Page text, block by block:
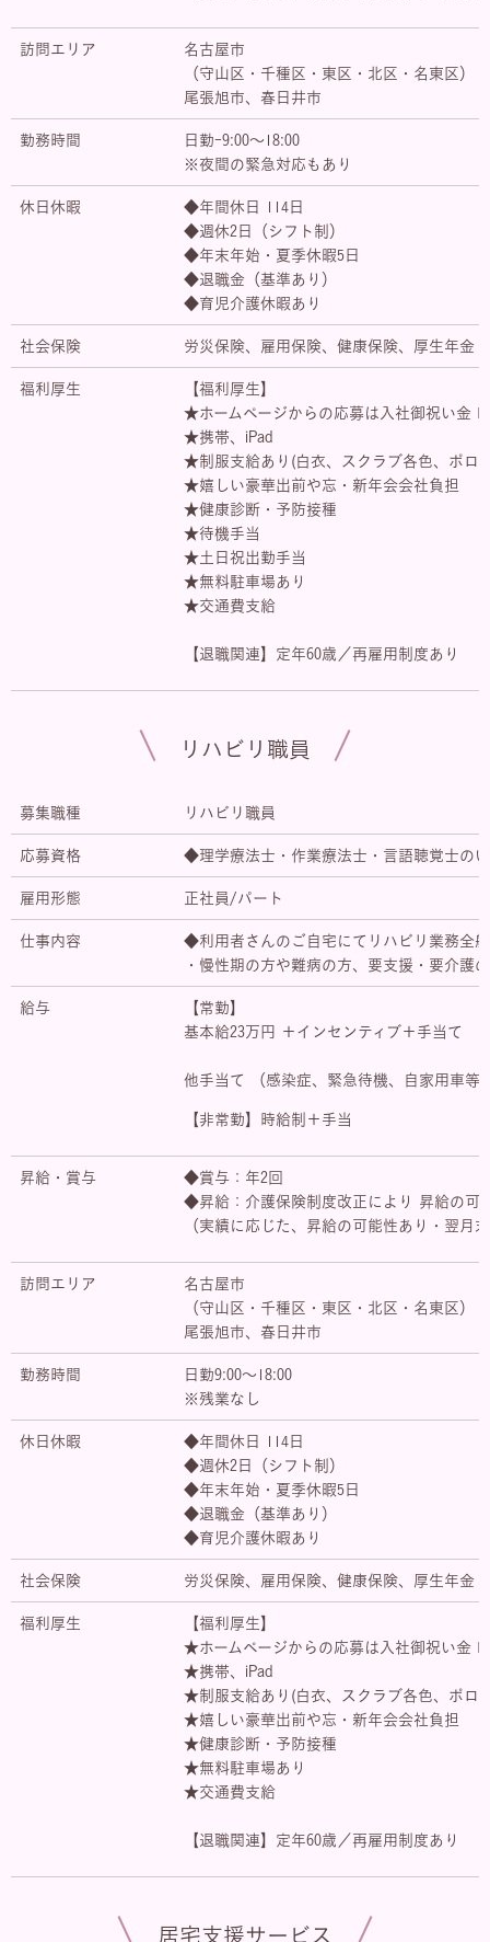
訪問エリア
名古屋市
（守山区・千種区・東区・北区・名東区）
尾張旭市、春日井市
勤務時間
日勤-9:00～18:00
※夜間の緊急対応もあり
休日休暇
◆年間休日 114日
◆週休2日（シフト制）
◆年末年始・夏季休暇5日
◆退職金（基準あり）
◆育児介護休暇あり
社会保険 労災保険、雇用保険、健康保険、厚生年金
福利厚生
【福利厚生】
★ホームページからの応募は入社御祝い金
★携帯、iPad
★制服支給あり(白衣、スクラブ各色、ポロ
★嬉しい豪華出前や忘・新年会会社負担
★健康診断・予防接種
★待機手当
★土日祝出勤手当
★無料駐車場あり
★交通費支給
【退職関連】定年60歳／再雇用制度あり
リハビリ職員
募集職種 リハビリ職員
応募資格 ◆理学療法士・作業療法士・言語聴覚士の
雇用形態 正社員/パート
仕事内容
◆利用者さんのご自宅にてリハビリ業務全
・慢性期の方や難病の方、要支援・要介護
給与
【常勤】
基本給23万円 ＋インセンティブ＋手当て
他手当て （感染症、緊急待機、自家用車等
【非常勤】時給制＋手当
昇給・賞与
◆賞与：年2回
◆昇給：介護保険制度改正により 昇給の可
（実績に応じた、昇給の可能性あり・翌月
訪問エリア
名古屋市
（守山区・千種区・東区・北区・名東区）
尾張旭市、春日井市
勤務時間
日勤9:00～18:00
※残業なし
休日休暇
◆年間休日 114日
◆週休2日（シフト制）
◆年末年始・夏季休暇5日
◆退職金（基準あり）
◆育児介護休暇あり
社会保険 労災保険、雇用保険、健康保険、厚生年金
福利厚生
【福利厚生】
★ホームページからの応募は入社御祝い金
★携帯、iPad
★制服支給あり(白衣、スクラブ各色、ポロ
★嬉しい豪華出前や忘・新年会会社負担
★健康診断・予防接種
★無料駐車場あり
★交通費支給
【退職関連】定年60歳／再雇用制度あり
居宅支援サービス